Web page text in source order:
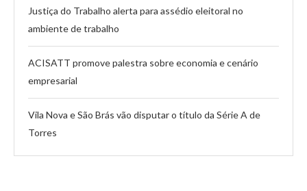
Justiça do Trabalho alerta para assédio eleitoral no
ambiente de trabalho
ACISATT promove palestra sobre economia e cenário
empresarial
Vila Nova e São Brás vão disputar o título da Série A de
Torres